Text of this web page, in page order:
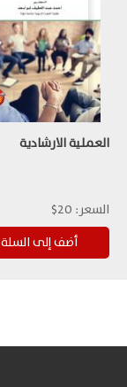
العملية الارشادية
السعر: 20$